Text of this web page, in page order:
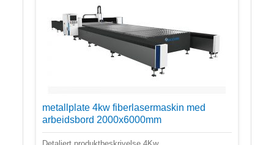
metallplate 4kw fiberlasermaskin med
arbeidsbord 2000x6000mm